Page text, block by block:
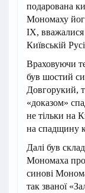
подарована
Мономаху
IX, вважалися
Київській
Враховуючи
був шостий
Довгорукий,
«доказом»
не тільки на
на спадщину
Далі був
Мономаха про
синові
так званої